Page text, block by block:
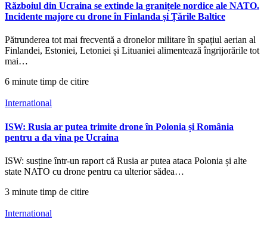
Războiul din Ucraina se extinde la granițele nordice ale NATO.
Incidente majore cu drone în Finlanda și Țările Baltice
Pătrunderea tot mai frecventă a dronelor militare în spațiul aerian al
Finlandei, Estoniei, Letoniei și Lituaniei alimentează îngrijorările tot
mai…
6 minute timp de citire
International
ISW: Rusia ar putea trimite drone în Polonia și România
pentru a da vina pe Ucraina
ISW: susține într-un raport că Rusia ar putea ataca Polonia și alte
state NATO cu drone pentru ca ulterior sădea…
3 minute timp de citire
International